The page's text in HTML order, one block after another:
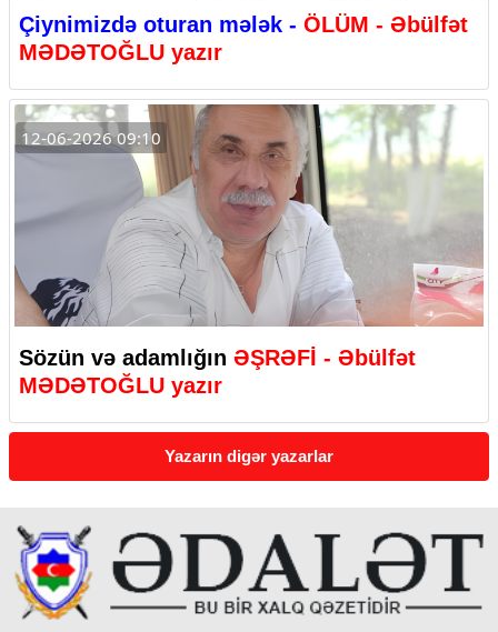
Çiynimizdə oturan mələk - ÖLÜM - Əbülfət
MƏDƏTOĞLU yazır
12-06-2026 09:10
Sözün və adamlığın ƏŞRƏFİ - Əbülfət
MƏDƏTOĞLU yazır
Yazarın digər yazarlar